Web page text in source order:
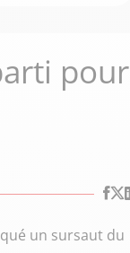
pour
un sursaut du